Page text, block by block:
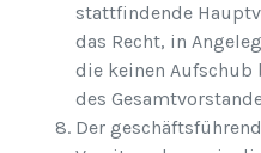
stattfindende
das Recht, in
die keinen Aufschub
des
Der